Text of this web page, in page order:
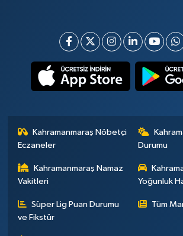
Kahramanmaraş Nöbetçi
Eczaneler
Durumu
Kahramanmaraş Namaz
Vakitleri
Yoğunluk
Süper Lig Puan Durumu
ve Fikstür
Tüm